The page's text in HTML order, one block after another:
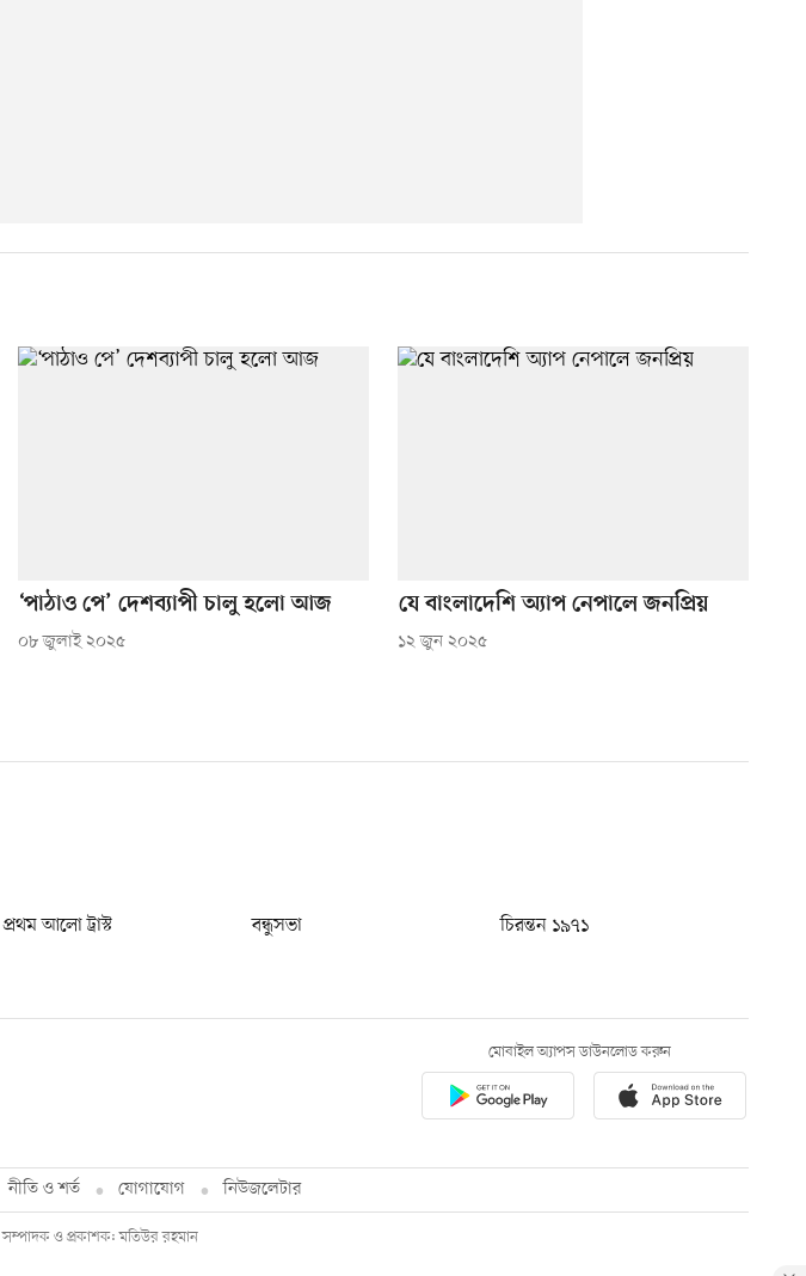
‘পাঠাও পে’ দেশব্যাপী চালু হলো আজ
০৮ জুলাই ২০২৫
যে বাংলাদেশি অ্যাপ নেপালে জনপ্রিয়
১২ জুন ২০২৫
প্রথম আলো ট্রাস্ট বন্ধুসভা
চিরন্তন ১৯৭১
মোবাইল অ্যাপস ডাউনলোড করুন
নীতি ও শর্ত যোগাযোগ নিউজলেটার
সম্পাদক ও প্রকাশক: মতিউর রহমান